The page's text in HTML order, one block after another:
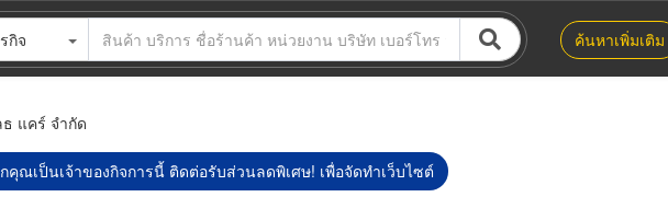
กิจ ค้นหาเพิ่มเติม
ธ แคร์ จำกัด
คุณเป็นเจ้าของกิจการนี้ ติดต่อรับส่วนลดพิเศษ! เพื่อจัดทำเว็บไซต์